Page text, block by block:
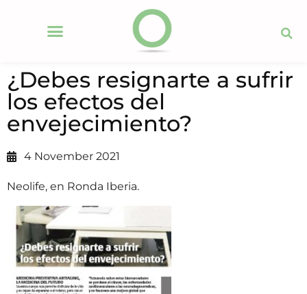
¿Debes resignarte a sufrir
los efectos del
envejecimiento?
4 November 2021
Neolife, en Ronda Iberia.